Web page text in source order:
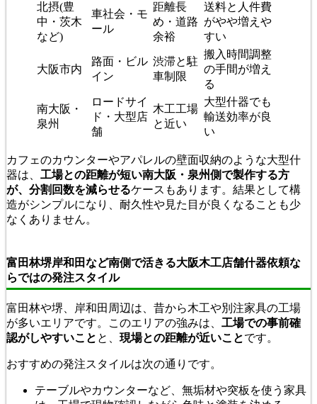
北摂(豊
中・茨木
など)
車社会・モ
ール
距離長
め・道路
余裕
送料と人件費
がやや増えや
すい
大阪市内
路面・ビル
イン
渋滞と駐
車制限
搬入時間調整
の手間が増え
る
南大阪・
泉州
ロードサイ
ド・大型店
舗
木工工場
と近い
大型什器でも
輸送効率が良
い
カフェのカウンターやアパレルの壁面収納のような大型什
器は、 工場との距離が短い南大阪・泉州側で製作する方
が、分割回数を減らせるケースもあります。結果として構
造がシンプルになり、耐久性や見た目が良くなることも少
なくありません。
富田林堺岸和田など南側で活きる大阪木工店舗什器依頼な
らではの発注スタイル
富田林や堺、岸和田周辺は、昔から木工や別注家具の工場
が多いエリアです。このエリアの強みは、 工場での事前確
認がしやすいこと と、 現場との距離が近いことです。
おすすめの発注スタイルは次の通りです。
テーブルやカウンターなど、無垢材や突板を使う家具